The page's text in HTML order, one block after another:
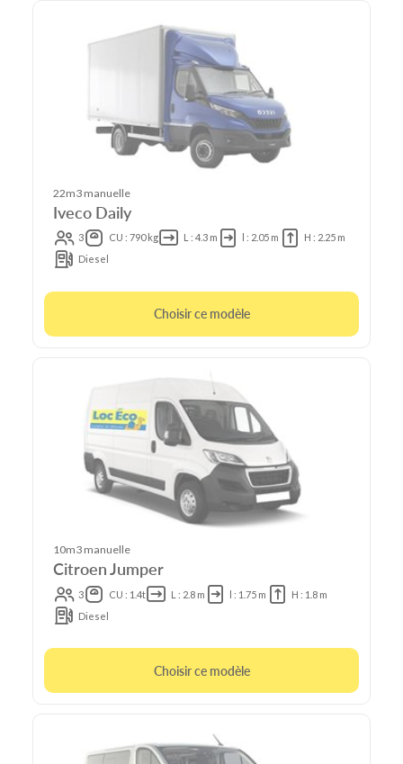
22m3 manuelle
Iveco Daily
3 CU : 790 kg L : 4.3 m l : 2.05 m
H : 2.25 m
Diesel
Choisir ce modèle
10m3 manuelle
Citroen Jumper
3 CU : 1.4t L : 2.8 m l : 1.75 m
H : 1.8 m
Diesel
Choisir ce modèle